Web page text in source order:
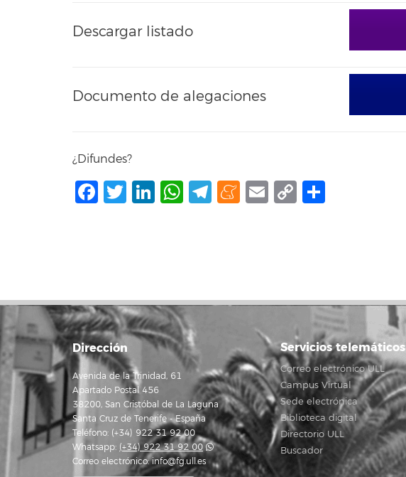
Descargar listado
Documento de alegaciones
¿Difundes?
Facebook
Twitter
LinkedIn
WhatsApp
Telegram
Meneame
Email
Copy
Dirección
Avenida de la Trinidad, 61
Apartado Postal 456
38200, San Cristóbal de La Laguna
Santa Cruz de Tenerife - España
Teléfono: (+34) 922 31 92 00
Whatsapp: (+34) 922 31 92 00
Correo electrónico:info@fg.ull.es
Servicios telemáticos
Correo electrónico ULL
Campus Virtual
Sede electrónica
Biblioteca digital
Directorio ULL
Buscador